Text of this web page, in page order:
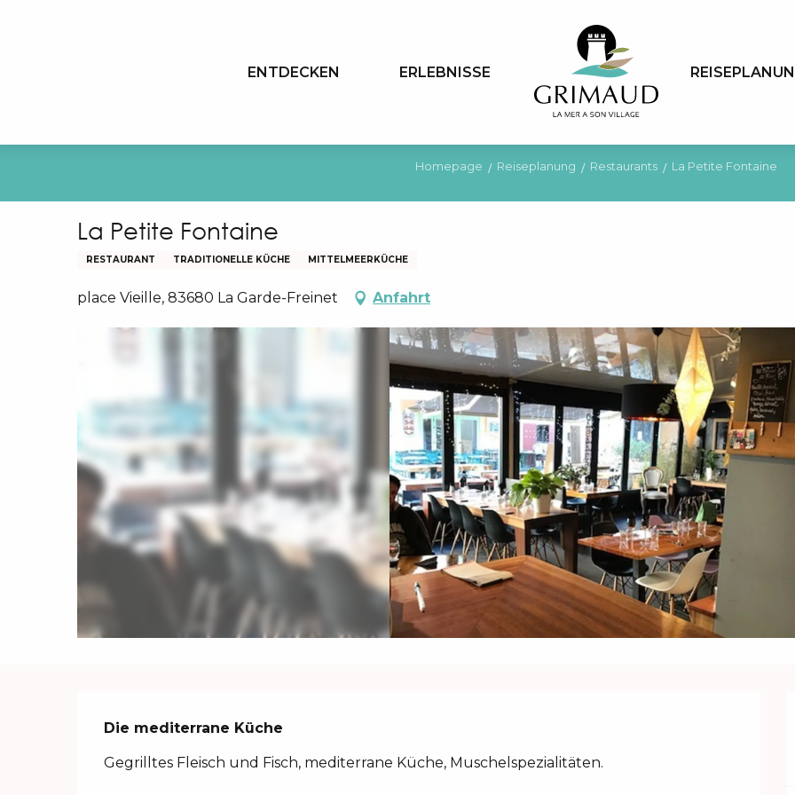
ENTDECKEN ERLEBNISSE
Homepage Reiseplanung Restaurants La Petite Fontaine
La Petite Fontaine
RESTAURANT TRADITIONELLE KÜCHE MITTELMEERKÜCHE
place Vieille, 83680 La Garde-Freinet Anfahrt
Beschreibung
Die mediterrane Küche
Gegrilltes Fleisch und Fisch, mediterrane Küche, Muschelspezialitäten.